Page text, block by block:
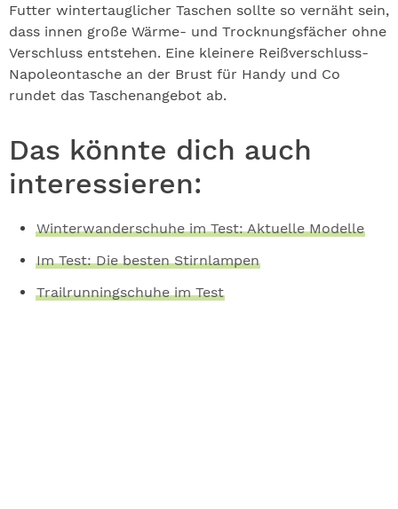
Futter wintertauglicher Taschen sollte so vernäht sein,
dass innen große Wärme- und Trocknungsfächer ohne
Verschluss entstehen. Eine kleinere Reißverschluss-
Napoleontasche an der Brust für Handy und Co
rundet das Taschenangebot ab.
Das könnte dich auch
interessieren:
Winterwanderschuhe im Test: Aktuelle Modelle
Im Test: Die besten Stirnlampen
Trailrunningschuhe im Test